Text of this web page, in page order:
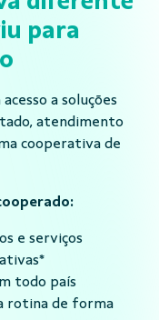
para
a soluções
atendimento
cooperativa de
e serviços
todo país
rotina de forma